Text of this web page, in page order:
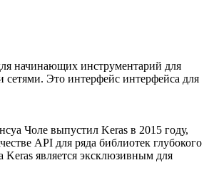
начинающих инструментарий для
Это интерфейс интерфейса для
Чоле выпустил Keras в 2015 году,
API для ряда библиотек глубокого
Keras является эксклюзивным для